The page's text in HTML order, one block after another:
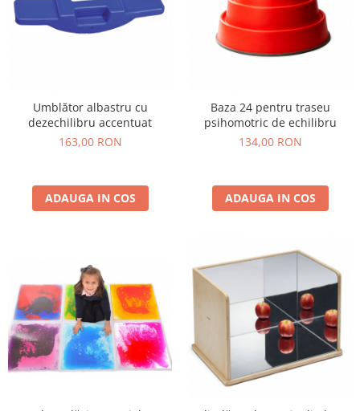
Umblător albastru cu
dezechilibru accentuat
163,00 RON
ADAUGA IN COS
Baza 24 pentru traseu
psihomotric de echilibru
134,00 RON
ADAUGA IN COS